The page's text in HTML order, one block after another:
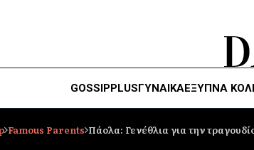
GOSSIPPLUSΓΥΝΑΙΚΑΈΞΥΠΝΑ
Famous Parents Πάολα: Γενέθλια για την